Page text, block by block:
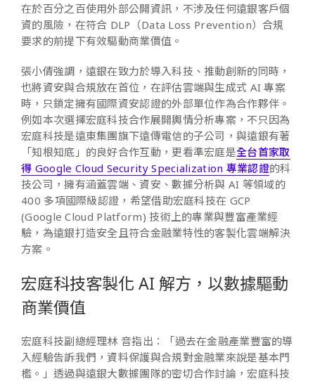
在於百分之百使用外部公開資訊，不涉及任何遠銀客戶個
資的風險，在符合 DLP（Data Loss Prevention）合規
要求的前提下有效驅動商業價值。
張小倩強調，遠銀在致力於導入科技、推動創新的同時，
也將資安與合規放在首位，在評估雲端與生成式 AI 專案
時，只鎖定擁有國際資安認證的外部單位作為合作夥伴。
例如本次選擇宏庭科技合作展開輿情分析專案，不只因為
宏庭科技是遠東集團旗下遠傳電信的子公司，與遠銀有著
「知根知底」的良好合作互動，更看準宏庭是全台首家取
得 Google Cloud Security Specialization 專業認證的科
技公司，擁有涵蓋雲端、資安、數據分析與 AI 等領域的
400 多項國際級認證，希望借助宏庭科技在 GCP
(Google Cloud Platform) 技術上的專業與豐富產業經
驗，為遠銀打造安全且符合金融業特性的客製化雲端解決
方案。
宏庭科技客製化 AI 解方，以數據驅動
商業價值
宏庭科技副總經理林 音指出：「過去在金融產業豐富的導
入經驗告訴我們，資料保護與合規對金融業來說是基本門
檻。」透過與遠銀大數據團隊的密切合作討論，宏庭科技